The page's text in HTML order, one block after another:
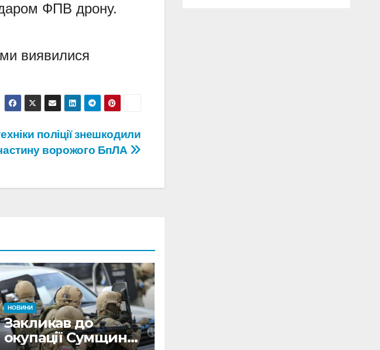
ФПВ дрону.
виявилися
поліції знешкодили
ворожого БпЛА
НОВИНИ
Закликав до
окупації Сумщини